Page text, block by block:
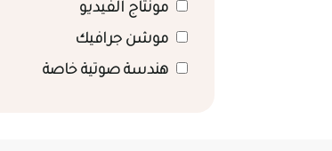
مونتاج الفيديو
موشن جرافيك
هندسة صوتية خاصة